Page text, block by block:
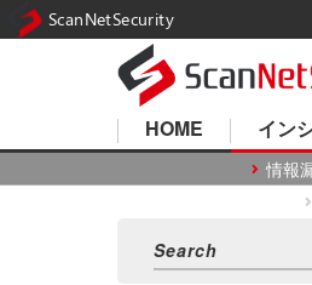
HOME イン
情報
ScanNetSecurity